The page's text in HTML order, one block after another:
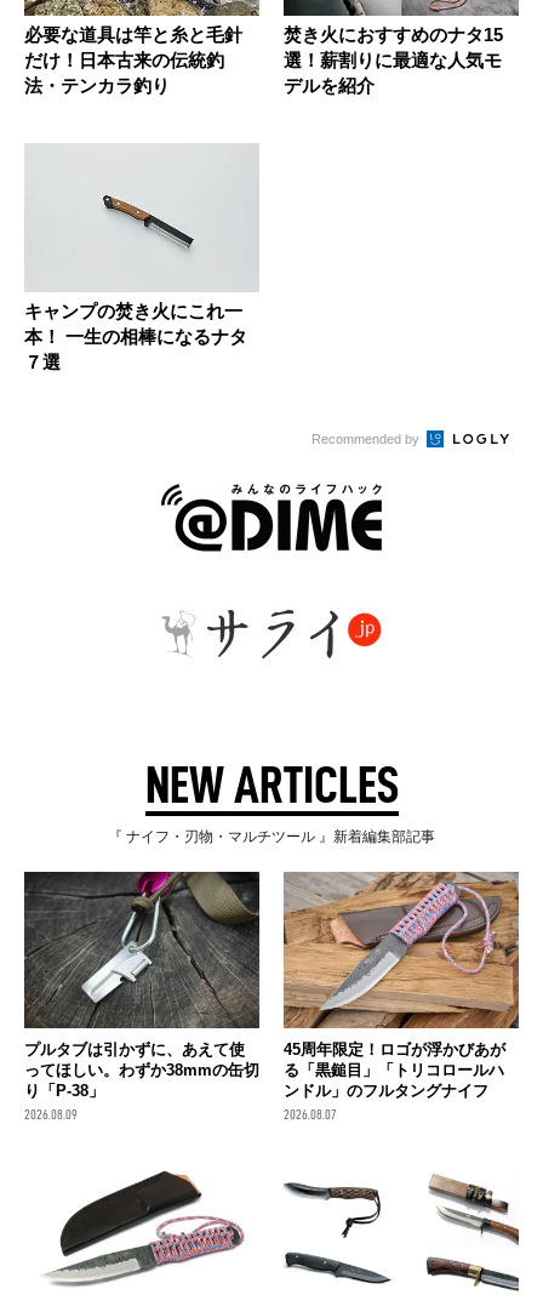
必要な道具は竿と糸と毛針
だけ！日本古来の伝統釣
法・テンカラ釣り
焚き火におすすめのナタ15
選！薪割りに最適な人気モ
デルを紹介
キャンプの焚き火にこれ一
本！ 一生の相棒になるナタ
７選
Recommended by
NEW ARTICLES
『 ナイフ・刃物・マルチツール 』新着編集部記事
プルタブは引かずに、あえて使
ってほしい。わずか38mmの缶切
り「P-38」
2026.08.09
45周年限定！ロゴが浮かびあが
る「黒鎚目」「トリコロールハ
ンドル」のフルタングナイフ
2026.08.07